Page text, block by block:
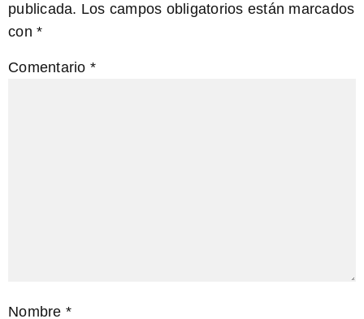
publicada. Los campos obligatorios están marcados
con *
Comentario *
Nombre *